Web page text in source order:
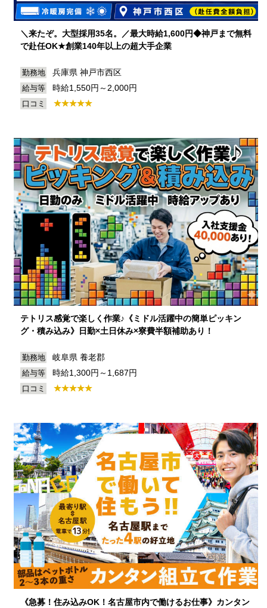
＼来たぞ。大型採用35名。／最大時給1,600円◆神戸まで無料
で赴任OK★創業140年以上の超大手企業
勤務地 兵庫県 神戸市西区
給与等 時給1,550円～2,000円
口コミ
テトリス感覚で楽しく作業♪《ミドル活躍中の簡単ピッキン
グ・積み込み》日勤×土日休み×寮費半額補助あり！
勤務地 岐阜県 養老郡
給与等 時給1,300円～1,687円
口コミ
《急募！住み込みOK！名古屋市内で働けるお仕事》カンタン